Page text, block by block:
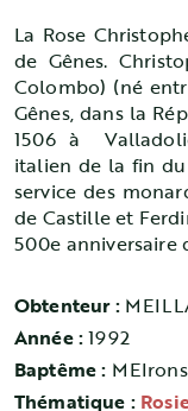
La Rose
de Gênes.
Colombo) (né
Gênes, dans la
1506 à
italien de la fin
service des
de Castille et
500e anniversaire
Obtenteur :
Année :1992
Baptême :
Thématique :